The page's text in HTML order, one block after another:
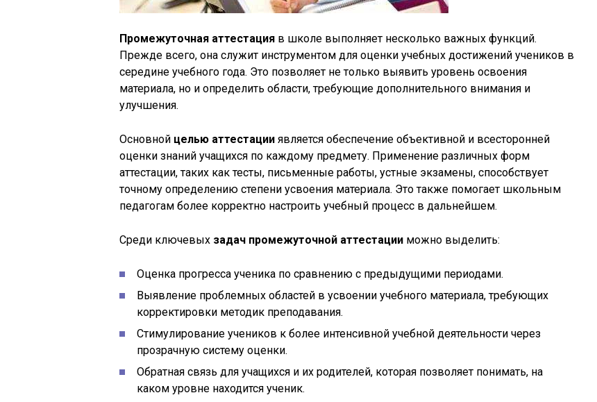
Промежуточная аттестация в школе выполняет несколько важных функций.
Прежде всего, она служит инструментом для оценки учебных достижений учеников в
середине учебного года. Это позволяет не только выявить уровень освоения
материала, но и определить области, требующие дополнительного внимания и
улучшения.
Основной целью аттестации является обеспечение объективной и всесторонней
оценки знаний учащихся по каждому предмету. Применение различных форм
аттестации, таких как тесты, письменные работы, устные экзамены, способствует
точному определению степени усвоения материала. Это также помогает школьным
педагогам более корректно настроить учебный процесс в дальнейшем.
Среди ключевых задач промежуточной аттестации можно выделить:
Оценка прогресса ученика по сравнению с предыдущими периодами.
Выявление проблемных областей в усвоении учебного материала, требующих
корректировки методик преподавания.
Стимулирование учеников к более интенсивной учебной деятельности через
прозрачную систему оценки.
Обратная связь для учащихся и их родителей, которая позволяет понимать, на
каком уровне находится ученик.